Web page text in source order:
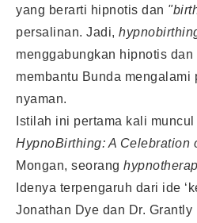
yang berarti hipnotis dan
persalinan. Jadi,
menggabungkan hipnotis
membantu Bunda
nyaman.
Istilah ini pertama kali
HypnoBirthing: A Celebration
Mongan, seorang
Idenya terpengaruh dari ide
Jonathan Dye dan Dr. Grantly